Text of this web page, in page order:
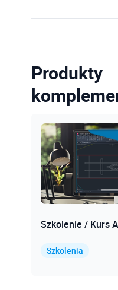
Produkty
Szkolenie / Kurs
Szkolenia